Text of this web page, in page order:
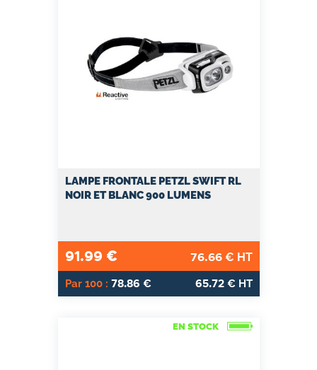
LAMPE FRONTALE PETZL SWIFT RL
NOIR ET BLANC 900 LUMENS
91.99 € 76.66€ HT
Par 100 : 78.86 € 65.72€ HT
EN STOCK